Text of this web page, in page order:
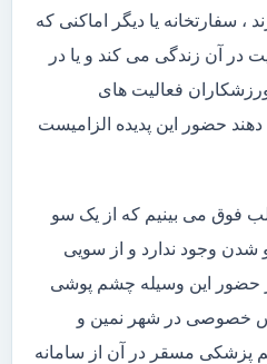
، سفارتخانه یا دیگر اماکنی که
در آن زندگی می کند و یا در
فعالیت های
حضور این پدیده الزامیست
فوق می بینیم که از یک سو
شدن وجود ندارد و از سویی
حضور این وسیله چشم پوشی
خصوصی در شهر نمین و
پزشکی مسقر در آن از سامانه